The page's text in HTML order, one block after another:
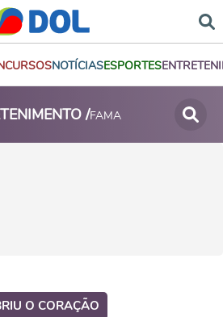
NOTÍCIASESPORTES
/FAMA
O CORAÇÃO